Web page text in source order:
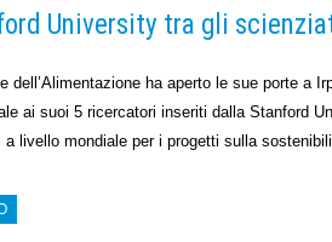
University tra gli
dell’Alimentazione ha aperto le sue porte a
ai suoi 5 ricercatori inseriti dalla Stanford
livello mondiale per i progetti sulla